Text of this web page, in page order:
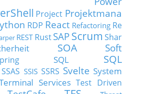
Project Projektmana
RDP React Refactoring Re
REST Rust SAP Scrum Shar
SOA
Soft
SQL
SQL
SSAS SSIS SSRS Svelte System
Services Test Driven